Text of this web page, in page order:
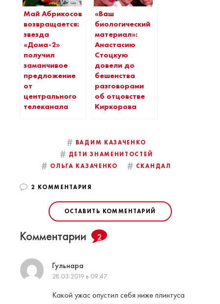
Май Абрикосов
возвращается:
звезда
«Дома-2»
получил
заманчивое
предложение
от
центрального
телеканала
«Ваш
биологический
материал»:
Анастасию
Стоцкую
довели до
бешенства
разговорами
об отцовстве
Киркорова
# ВАДИМ КАЗАЧЕНКО
# ДЕТИ ЗНАМЕНИТОСТЕЙ
# ОЛЬГА КАЗАЧЕНКО # СКАНДАЛ
2 КОММЕНТАРИЯ
ОСТАВИТЬ КОММЕНТАРИЙ
Комментарии 2
Гульнара
28.03.2019 в 09:47
Какой ужас опустил себя ниже плинтуса